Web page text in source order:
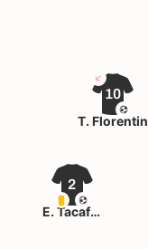
2
E. Tacafred
10
T. Florentin